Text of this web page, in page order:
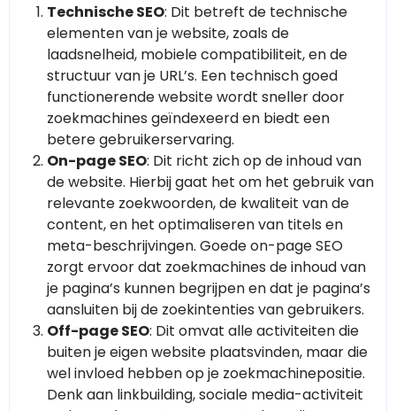
Technische SEO: Dit betreft de technische
elementen van je website, zoals de
laadsnelheid, mobiele compatibiliteit, en de
structuur van je URL’s. Een technisch goed
functionerende website wordt sneller door
zoekmachines geïndexeerd en biedt een
betere gebruikerservaring.
On-page SEO: Dit richt zich op de inhoud van
de website. Hierbij gaat het om het gebruik van
relevante zoekwoorden, de kwaliteit van de
content, en het optimaliseren van titels en
meta-beschrijvingen. Goede on-page SEO
zorgt ervoor dat zoekmachines de inhoud van
je pagina’s kunnen begrijpen en dat je pagina’s
aansluiten bij de zoekintenties van gebruikers.
Off-page SEO: Dit omvat alle activiteiten die
buiten je eigen website plaatsvinden, maar die
wel invloed hebben op je zoekmachinepositie.
Denk aan linkbuilding, sociale media-activiteit